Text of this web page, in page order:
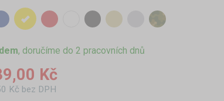
, doručíme do 2 pracovních dnů
Kč
Kč bez DPH